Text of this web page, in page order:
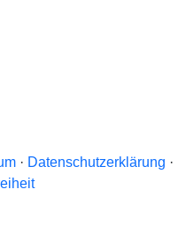
· Datenschutzerklärung ·